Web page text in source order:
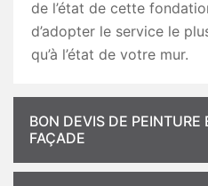
de l’état de cette
d’adopter le service le
qu’à l’état de votre mur.
BON DEVIS DE PEINTURE
FAÇADE